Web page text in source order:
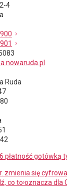
4
Ruda
płatność gotówką
zmienia się
co to oznacza dla